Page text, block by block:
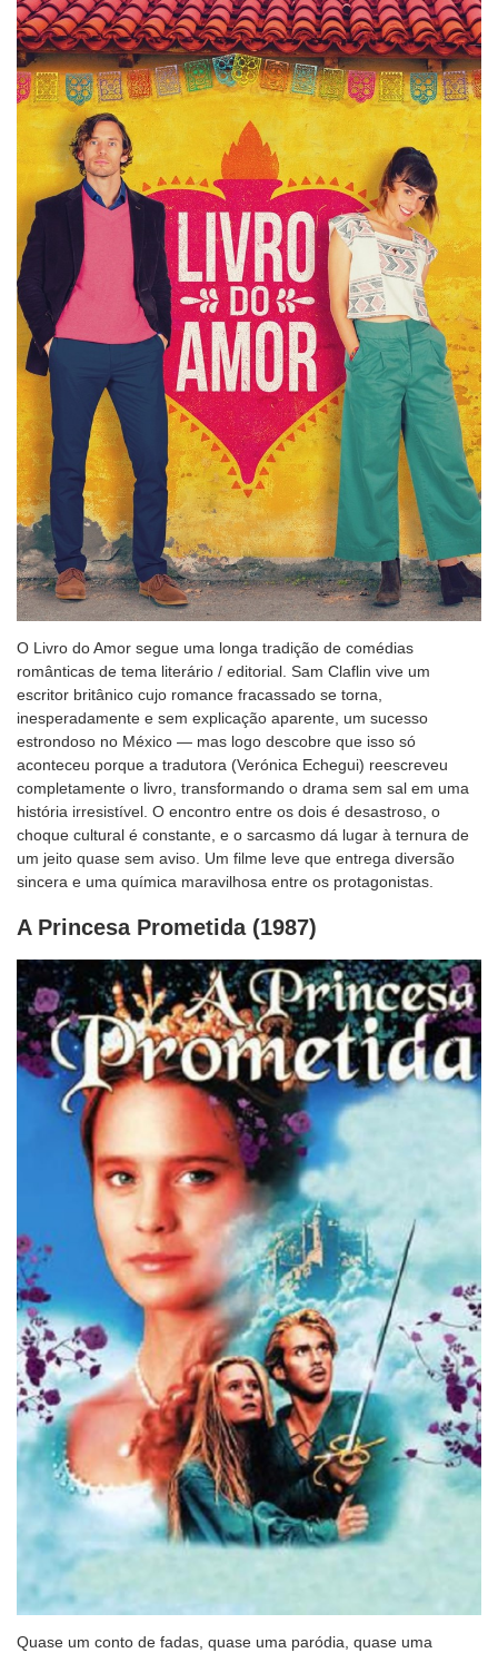
O Livro do Amor segue uma longa tradição de comédias
românticas de tema literário / editorial. Sam Claflin vive um
escritor britânico cujo romance fracassado se torna,
inesperadamente e sem explicação aparente, um sucesso
estrondoso no México — mas logo descobre que isso só
aconteceu porque a tradutora (Verónica Echegui) reescreveu
completamente o livro, transformando o drama sem sal em uma
história irresistível. O encontro entre os dois é desastroso, o
choque cultural é constante, e o sarcasmo dá lugar à ternura de
um jeito quase sem aviso. Um filme leve que entrega diversão
sincera e uma química maravilhosa entre os protagonistas.
A Princesa Prometida (1987)
Quase um conto de fadas, quase uma paródia, quase uma